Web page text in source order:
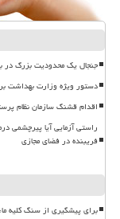
جنجال یک محدودیت بزرگ در
دستور ویژه وزارت بهداشت
اقدام قشنگ سازمان نظام
راستی آزمایی آیا پیرچشمی
فریبنده در فضای مجازی
برای پیشگیری از سنگ کلیه